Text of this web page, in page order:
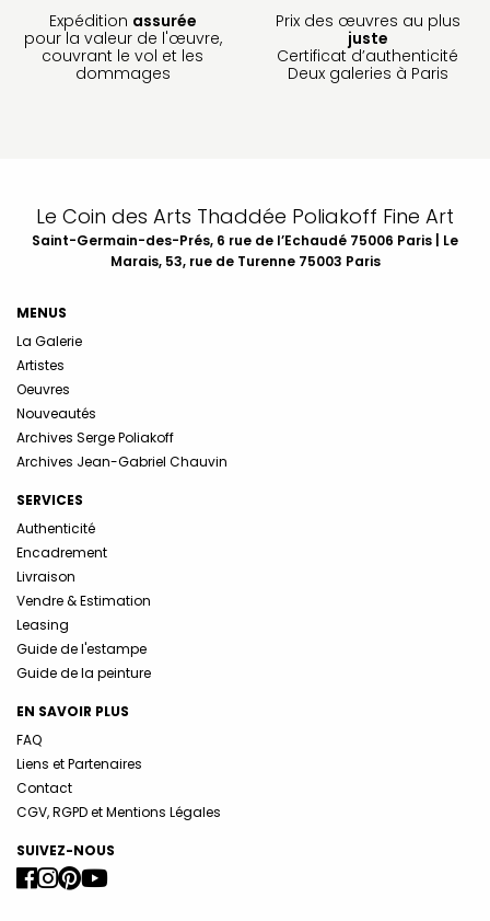
Expédition assurée
pour la valeur de l'œuvre,
couvrant le vol et les
dommages
Prix des œuvres au plus
juste
Certificat d’authenticité
Deux galeries à Paris
Le Coin des Arts Thaddée Poliakoff Fine Art
Saint-Germain-des-Prés, 6 rue de l’Echaudé 75006 Paris | Le
Marais, 53, rue de Turenne 75003 Paris
MENUS
La Galerie
Artistes
Oeuvres
Nouveautés
Archives Serge Poliakoff
Archives Jean-Gabriel Chauvin
SERVICES
Authenticité
Encadrement
Livraison
Vendre & Estimation
Leasing
Guide de l'estampe
Guide de la peinture
EN SAVOIR PLUS
FAQ
Liens et Partenaires
Contact
CGV, RGPD et Mentions Légales
SUIVEZ-NOUS